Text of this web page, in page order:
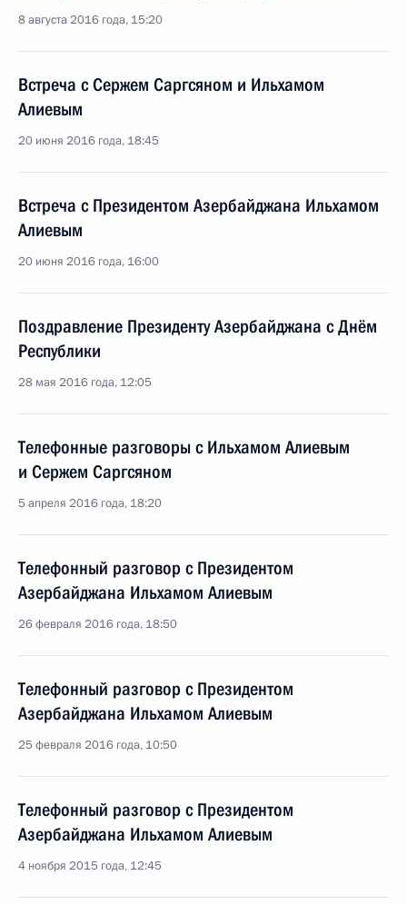
8 августа 2016 года, 15:20
Встреча с Сержем Саргсяном и Ильхамом
Алиевым
20 июня 2016 года, 18:45
Встреча с Президентом Азербайджана Ильхамом
Алиевым
20 июня 2016 года, 16:00
Поздравление Президенту Азербайджана с Днём
Республики
28 мая 2016 года, 12:05
Телефонные разговоры с Ильхамом Алиевым
и Сержем Саргсяном
5 апреля 2016 года, 18:20
Телефонный разговор с Президентом
Азербайджана Ильхамом Алиевым
26 февраля 2016 года, 18:50
Телефонный разговор с Президентом
Азербайджана Ильхамом Алиевым
25 февраля 2016 года, 10:50
Телефонный разговор с Президентом
Азербайджана Ильхамом Алиевым
4 ноября 2015 года, 12:45